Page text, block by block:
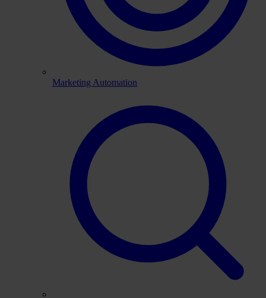
Marketing Automation